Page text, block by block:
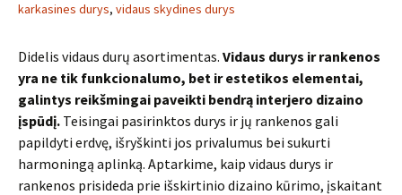
karkasines durys, vidaus skydines durys
Didelis vidaus durų asortimentas. Vidaus durys ir rankenos
yra ne tik funkcionalumo, bet ir estetikos elementai,
galintys reikšmingai paveikti bendrą interjero dizaino
įspūdį. Teisingai pasirinktos durys ir jų rankenos gali
papildyti erdvę, išryškinti jos privalumus bei sukurti
harmoningą aplinką. Aptarkime, kaip vidaus durys ir
rankenos prisideda prie išskirtinio dizaino kūrimo, įskaitant